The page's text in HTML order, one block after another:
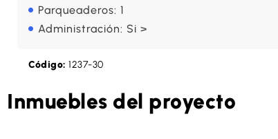
Parqueaderos: 1
Administración: Si >
Código: 1237-30
Inmuebles del proyecto